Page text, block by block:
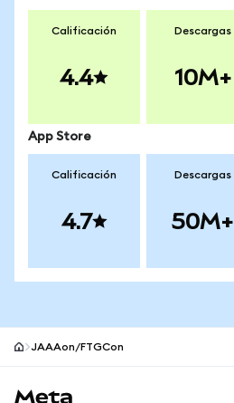
Calificación
4.4
Descargas
10M+
App Store
Calificación
4.7
Descargas
50M+
JAAAon/FTGCon